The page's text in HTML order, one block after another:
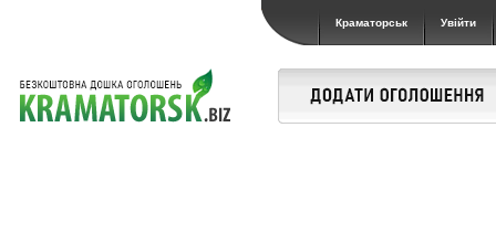
Краматорськ Увійти